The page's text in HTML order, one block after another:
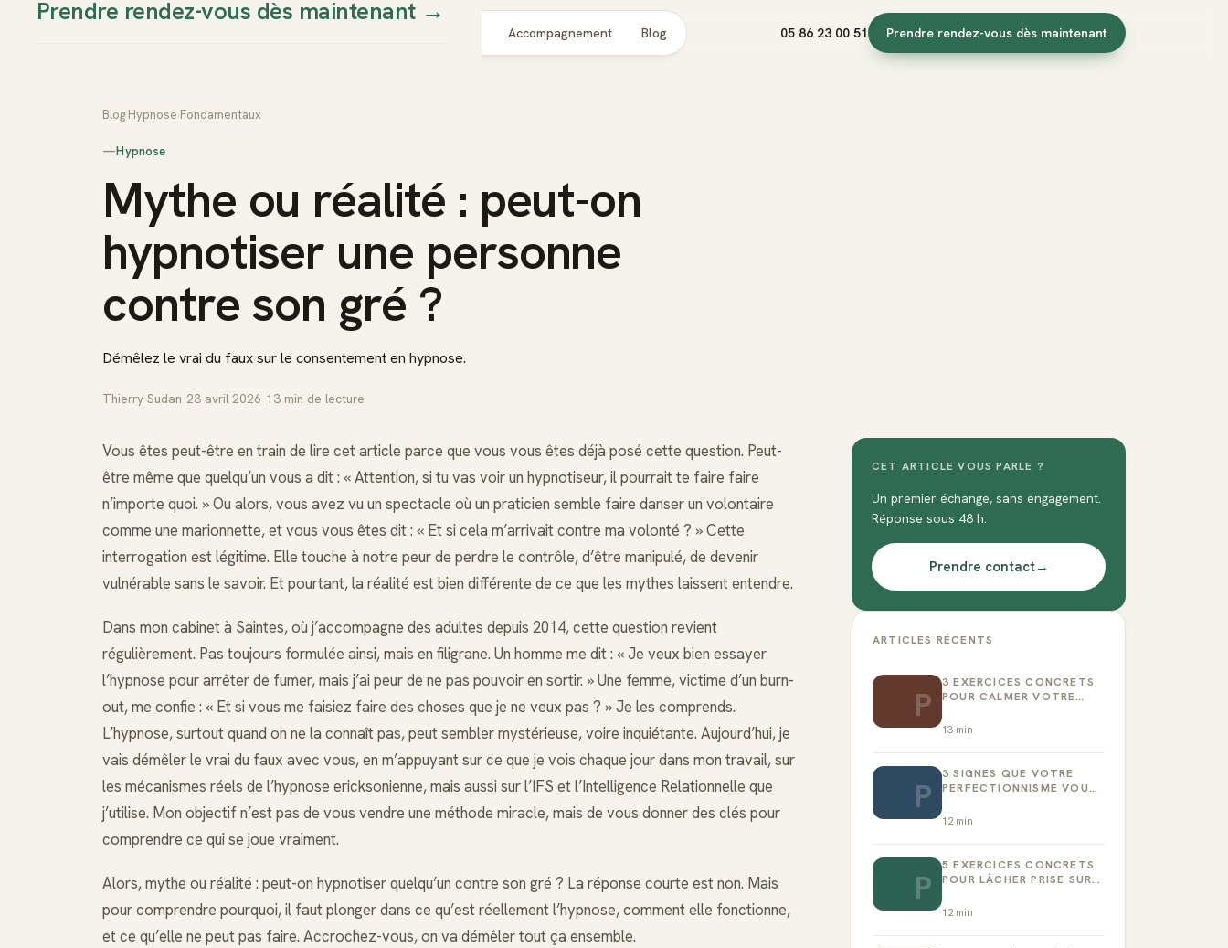
Accompagnement Blog 05 86 23 00 51 Prendre rendez-vous dès maintenant
Prendre rendez-vous dès maintenant→
Blog Hypnose Fondamentaux
—Hypnose
Mythe ou réalité : peut-on
hypnotiser une personne
contre son gré ?
Démêlez le vrai du faux sur le consentement en hypnose.
Thierry Sudan 23 avril 2026 13 min de lecture
Vous êtes peut-être en train de lire cet article parce que vous vous êtes déjà posé cette question. Peut-
être même que quelqu’un vous a dit : « Attention, si tu vas voir un hypnotiseur, il pourrait te faire faire
n’importe quoi. » Ou alors, vous avez vu un spectacle où un praticien semble faire danser un volontaire
comme une marionnette, et vous vous êtes dit : « Et si cela m’arrivait contre ma volonté ? » Cette
interrogation est légitime. Elle touche à notre peur de perdre le contrôle, d’être manipulé, de devenir
vulnérable sans le savoir. Et pourtant, la réalité est bien différente de ce que les mythes laissent entendre.
Dans mon cabinet à Saintes, où j’accompagne des adultes depuis 2014, cette question revient
régulièrement. Pas toujours formulée ainsi, mais en filigrane. Un homme me dit : « Je veux bien essayer
l’hypnose pour arrêter de fumer, mais j’ai peur de ne pas pouvoir en sortir. » Une femme, victime d’un burn-
out, me confie : « Et si vous me faisiez faire des choses que je ne veux pas ? » Je les comprends.
L’hypnose, surtout quand on ne la connaît pas, peut sembler mystérieuse, voire inquiétante. Aujourd’hui, je
vais démêler le vrai du faux avec vous, en m’appuyant sur ce que je vois chaque jour dans mon travail, sur
les mécanismes réels de l’hypnose ericksonienne, mais aussi sur l’IFS et l’Intelligence Relationnelle que
j’utilise. Mon objectif n’est pas de vous vendre une méthode miracle, mais de vous donner des clés pour
comprendre ce qui se joue vraiment.
Alors, mythe ou réalité : peut-on hypnotiser quelqu’un contre son gré ? La réponse courte est non. Mais
pour comprendre pourquoi, il faut plonger dans ce qu’est réellement l’hypnose, comment elle fonctionne,
et ce qu’elle ne peut pas faire. Accrochez-vous, on va démêler tout ça ensemble.
CET ARTICLE VOUS PARLE ?
Un premier échange, sans engagement.
Réponse sous 48 h.
Prendre contact→
ARTICLES RÉCENTS
P
3 EXERCICES CONCRETS
POUR CALMER VOTRE
13 min
P
3 SIGNES QUE VOTRE
PERFECTIONNISME VOUS
12min
P
5 EXERCICES CONCRETS
POUR LÂCHER PRISE SUR
12min